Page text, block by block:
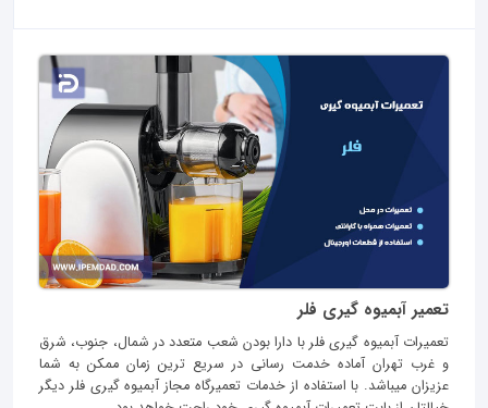
تعمیر آبمیوه گیری فلر
تعمیرات آبمیوه گیری فلر با دارا بودن شعب متعدد در شمال، جنوب، شرق
و غرب تهران آماده خدمت رسانی در سریع ترین زمان ممکن به شما
عزیزان میباشد. با استفاده از خدمات تعمیرگاه مجاز آبمیوه گیری فلر دیگر